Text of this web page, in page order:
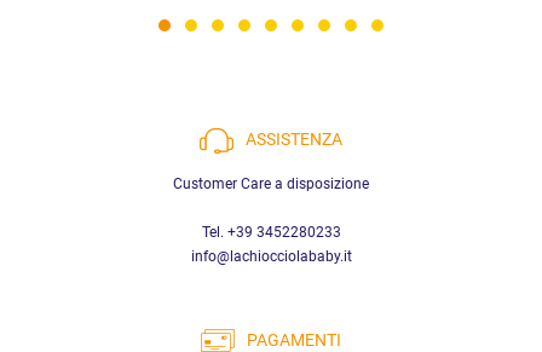
ASSISTENZA
Customer Care a disposizione
Tel. +39 3452280233
info@lachiocciolababy.it
PAGAMENTI